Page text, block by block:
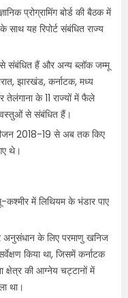
प्रोग्रामिंग बोर्ड की बैठक में
साथ यह रिपोर्ट संबंधित राज्य
संबंधित हैं और अन्य ब्लॉक जम्मू
झारखंड, कर्नाटक, मध्य
के 11 राज्यों में फैले
वस्तुओं से संबंधित हैं।
सीजन 2018-19 से अब तक किए
थे।
में लिथियम के भंडार पाए
अनुसंधान के लिए परमाणु खनिज
किया था, जिसमें कर्नाटक
क्षेत्र की आग्नेय चट्टानों में
था।